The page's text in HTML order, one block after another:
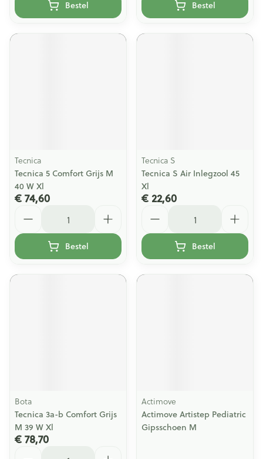
Bestel Bestel
Tecnica
Tecnica 5 Comfort Grijs M
40 W Xl
€ 74,60
Bestel
Tecnica S
Tecnica S Air Inlegzool 45
Xl
€ 22,60
Bestel
Bota
Tecnica 3a-b Comfort Grijs
M 39 W Xl
€ 78,70
Actimove
Actimove Artistep Pediatric
Gipsschoen M